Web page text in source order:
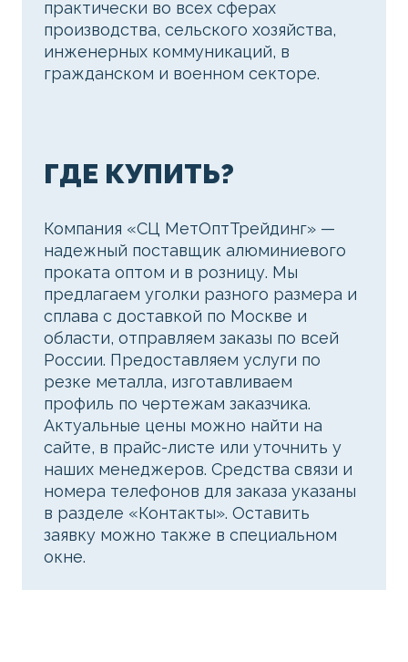
практически во всех сферах
производства, сельского хозяйства,
инженерных коммуникаций, в
гражданском и военном секторе.
ГДЕ КУПИТЬ?
Компания «СЦ МетОптТрейдинг» —
надежный поставщик алюминиевого
проката оптом и в розницу. Мы
предлагаем уголки разного размера и
сплава с доставкой по Москве и
области, отправляем заказы по всей
России. Предоставляем услуги по
резке металла, изготавливаем
профиль по чертежам заказчика.
Актуальные цены можно найти на
сайте, в прайс-листе или уточнить у
наших менеджеров. Средства связи и
номера телефонов для заказа указаны
в разделе «Контакты». Оставить
заявку можно также в специальном
окне.